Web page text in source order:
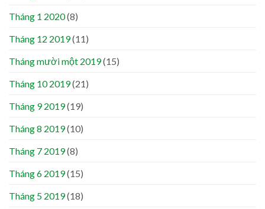
Tháng 1 2020(8)
Tháng 12 2019(11)
Tháng mười một 2019(15)
Tháng 10 2019(21)
Tháng 9 2019(19)
Tháng 8 2019(10)
Tháng 7 2019(8)
Tháng 6 2019(15)
Tháng 5 2019(18)